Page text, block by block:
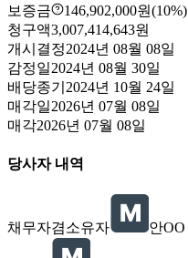
보증금
146,902,000원(10%)
청구액3,007,414,643원
개시결정2024년 08월 08일
감정일2024년 08월 30일
배당종기 2024년 10월 24일
매각일2026년 07월 08일
매각2026년 07월 08일
당사자 내역
채무자겸소유자 안OO